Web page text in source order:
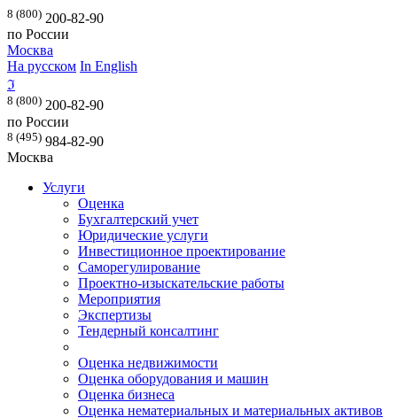
8 (800) 200-82-90
по России
Москва
На русском In English
ℑ
8 (800) 200-82-90
по России
8 (495) 984-82-90
Москва
Услуги
Оценка
Бухгалтерский учет
Юридические услуги
Инвестиционное проектирование
Саморегулирование
Проектно-изыскательские работы
Мероприятия
Экспертизы
Тендерный консалтинг
Оценка недвижимости
Оценка оборудования и машин
Оценка бизнеса
Оценка нематериальных и материальных активов